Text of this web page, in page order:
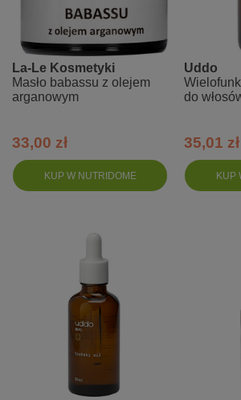
KUP W NUTRIDOME
La-Le Kosmetyki
Masło babassu z olejem
arganowym
33,00 zł
KUP
Uddo
do
35,01 zł